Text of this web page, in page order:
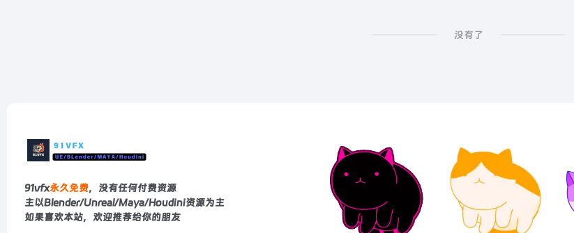
没有了
91vfx永久免费，没有任何付费资源
主以Blender/Unreal/Maya/Houdini资源为主
如果喜欢本站，欢迎推荐给你的朋友